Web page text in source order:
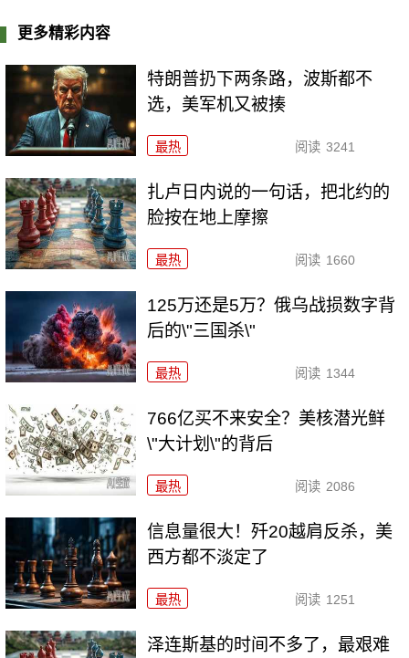
更多精彩内容
特朗普扔下两条路，波斯都不
选，美军机又被揍
最热 阅读 3241
扎卢日内说的一句话，把北约的
脸按在地上摩擦
最热 阅读 1660
125万还是5万？俄乌战损数字背
后的\"三国杀\"
最热 阅读 1344
766亿买不来安全？美核潜光鲜
\"大计划\"的背后
最热 阅读 2086
信息量很大！歼20越肩反杀，美
西方都不淡定了
最热 阅读 1251
泽连斯基的时间不多了，最艰难